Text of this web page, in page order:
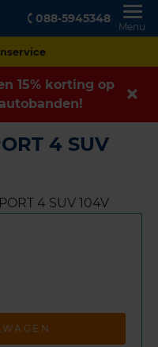
088-5945348
Menu
15% korting op
autobanden!
4 SUV